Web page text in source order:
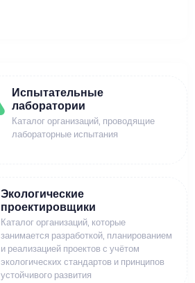
Испытательные
лаборатории
Каталог организаций, проводящие
лабораторные испытания
Экологические
проектировщики
Каталог организаций, которые
занимается разработкой, планированием
и реализацией проектов с учётом
экологических стандартов и принципов
устойчивого развития